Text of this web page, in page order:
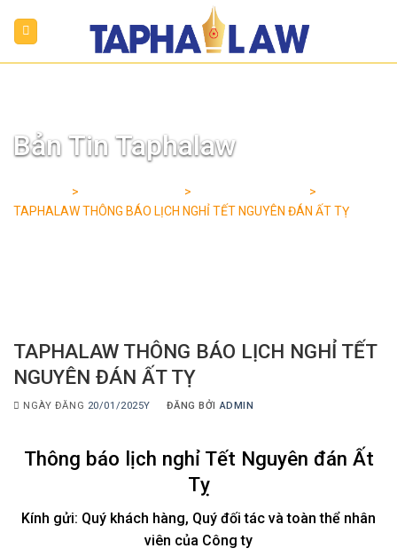
Bản Tin Taphalaw
> >
>
TAPHALAW THÔNG BÁO LỊCH NGHỈ TẾT NGUYÊN ĐÁN ẤT TỴ
TAPHALAW THÔNG BÁO LỊCH NGHỈ TẾT
NGUYÊN ĐÁN ẤT TỴ
NGÀY ĐĂNG 20/01/2025Y ĐĂNG BỞIADMIN
Thông báo lịch nghỉ Tết Nguyên đán Ất
Tỵ
Kính gửi: Quý khách hàng, Quý đối tác và toàn thể nhân
viên của Công ty